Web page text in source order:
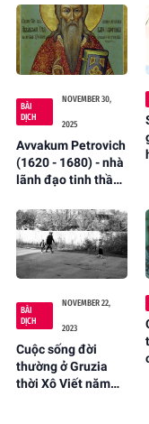
BÀI
DỊCH
NOVEMBER 30,
2025
Avvakum Petrovich
(1620 - 1680) - nhà
lãnh đạo tinh thần
điều Cũ của Nga
(Mai K Đa dịch từ
tiếng Nga)
BÀI
DỊCH
NOVEMBER 22,
2023
Cuộc sống đời
thường ở Gruzia
thời Xô Viết năm